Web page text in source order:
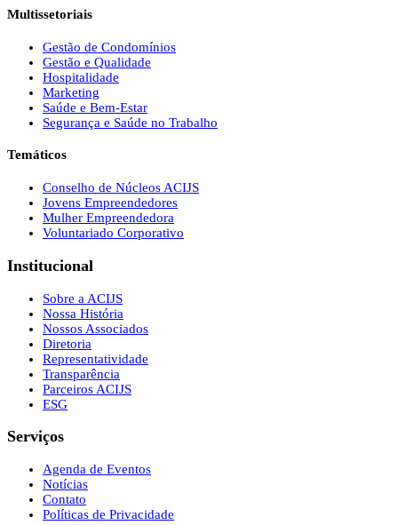
Multissetoriais
Gestão de Condomínios
Gestão e Qualidade
Hospitalidade
Marketing
Saúde e Bem-Estar
Segurança e Saúde no Trabalho
Temáticos
Conselho de Núcleos ACIJS
Jovens Empreendedores
Mulher Empreendedora
Voluntariado Corporativo
Institucional
Sobre a ACIJS
Nossa História
Nossos Associados
Diretoria
Representatividade
Transparência
Parceiros ACIJS
ESG
Serviços
Agenda de Eventos
Notícias
Contato
Políticas de Privacidade